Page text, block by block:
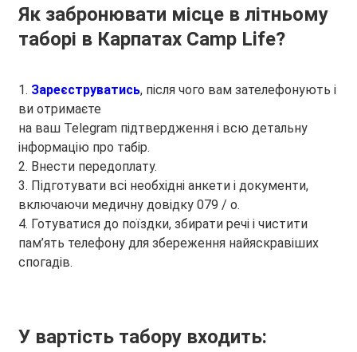
Як забронювати місце в літньому
таборі в Карпатах Camp Life?
1. Зареєструватись, після чого вам зателефонують і
ви отримаєте
на ваш Telegram підтвердження і всю детальну
інформацію про табір.
2. Внести передоплату.
3. Підготувати всі необхідні анкети і документи,
включаючи медичну довідку 079 / о.
4. Готуватися до поїздки, збирати речі і чистити
пам’ять телефону для збереження найяскравіших
спогадів.
У вартість табору входить: